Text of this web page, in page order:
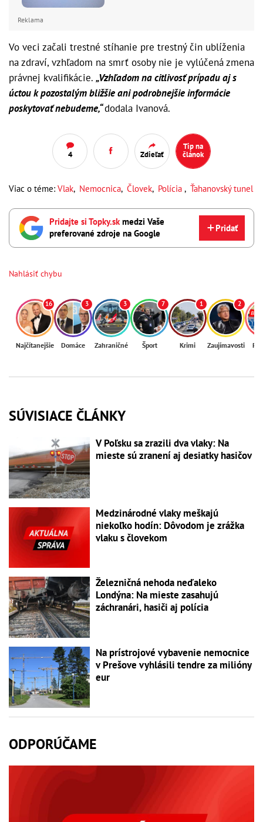
Reklama
Vo veci začali trestné stíhanie pre trestný čin ublíženia
na zdraví, vzhľadom na smrť osoby nie je vylúčená zmena
právnej kvalifikácie. „Vzhľadom na citlivosť prípadu aj s
úctou k pozostalým bližšie ani podrobnejšie informácie
poskytovať nebudeme,“dodala Ivanová.
4 Zdieľať
Tip na
článok
Viac o téme: Vlak, Nemocnica, Človek, Polícia , Ťahanovský tunel
Pridajte si Topky.skmedzi Vaše
preferované zdroje na Google
Pridať
Nahlásiť chybu
16
Najčítanejšie
3
Domáce
3
Zahraničné
7
Šport
1
Krimi
2
Zaujímavosti
SÚVISIACE ČLÁNKY
V Poľsku sa zrazili dva vlaky: Na
mieste sú zranení aj desiatky hasičov
Medzinárodné vlaky meškajú
niekoľko hodín: Dôvodom je zrážka
vlaku s človekom
Železničná nehoda neďaleko
Londýna: Na mieste zasahujú
záchranári, hasiči aj polícia
Na prístrojové vybavenie nemocnice
v Prešove vyhlásili tendre za milióny
eur
ODPORÚČAME